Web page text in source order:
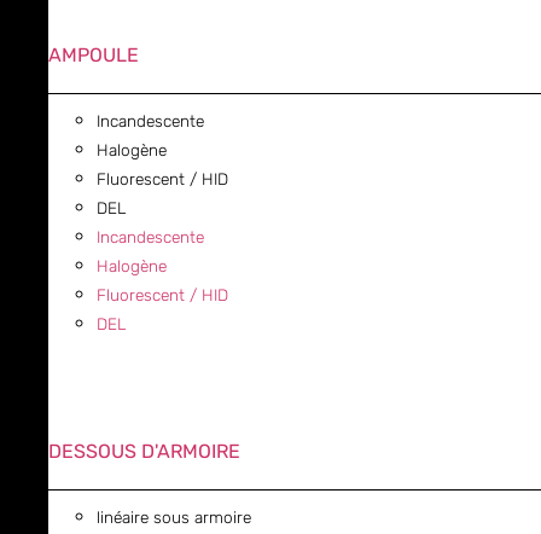
AMPOULE
Incandescente
Halogène
Fluorescent / HID
DEL
Incandescente
Halogène
Fluorescent / HID
DEL
DESSOUS D'ARMOIRE
linéaire sous armoire